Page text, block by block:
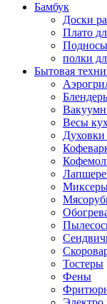
Бамбук
Доски
Плато
Подносы
полки
Бытовая
Весы
Тостеры
Фены